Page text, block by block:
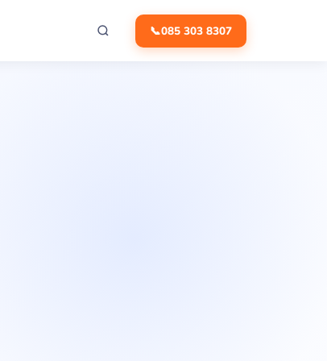
📞085 303 8307